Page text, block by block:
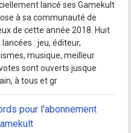
lancé ses Gamekult
à sa communauté de
de cette année 2018. Huit
: jeu, éditeur,
musique, meilleur
sont ouverts jusque
à tous et gr
pour l'abonnement